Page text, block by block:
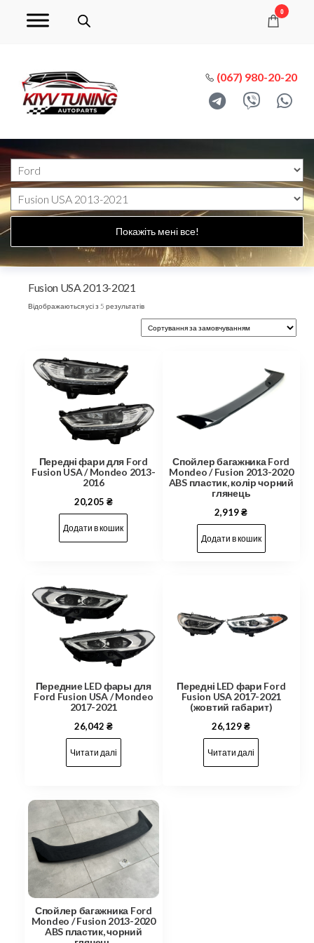
0
(067) 980-20-20
Покажіть мені все!
Fusion USA 2013-2021
Відображаються усі з 5 результатів
Передні фари для Ford
Fusion USA / Mondeo 2013-
2016
20,205 ₴
Додати в кошик
Спойлер багажника Ford
Mondeo / Fusion 2013-2020
ABS пластик, колір чорний
глянець
2,919₴
Додати в кошик
Передние LED фары для
Ford Fusion USA / Mondeo
2017-2021
26,042 ₴
Читати далі
Передні LED фари Ford
Fusion USA 2017-2021
(жовтий габарит)
26,129₴
Читати далі
Спойлер багажника Ford
Mondeo / Fusion 2013-2020
ABS пластик, чорний